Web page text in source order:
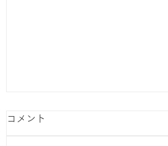
コメント